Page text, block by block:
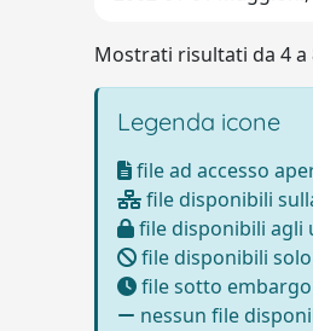
Mostrati risultati da 4 a
Legenda icone
file ad accesso
file disponibili
file disponibili agli
file disponibili
file sotto embargo
nessun file